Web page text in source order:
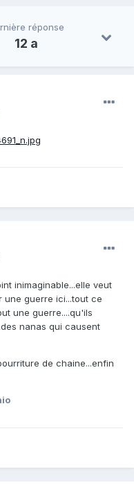
réponse
12 a
inimaginable...elle veut
guerre ici...tout ce
une guerre....qu'ils
nanas qui causent
de chaine...enfin